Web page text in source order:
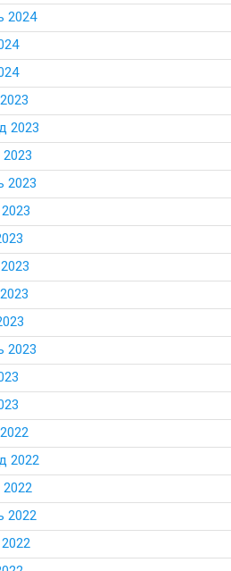
2024
2023
2023
2023
2022
2022